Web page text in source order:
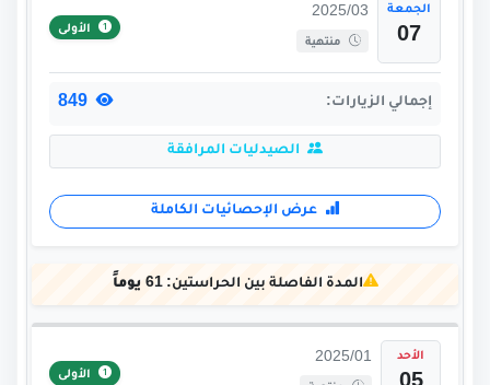
الجمعة
07
2025/03
منتهية
الأولى
إجمالي الزيارات:
الصيدليات المرافقة
عرض الإحصائيات الكاملة
المدة الفاصلة بين الحراستين:61 يوماً
الأحد 2025/01
الأولى